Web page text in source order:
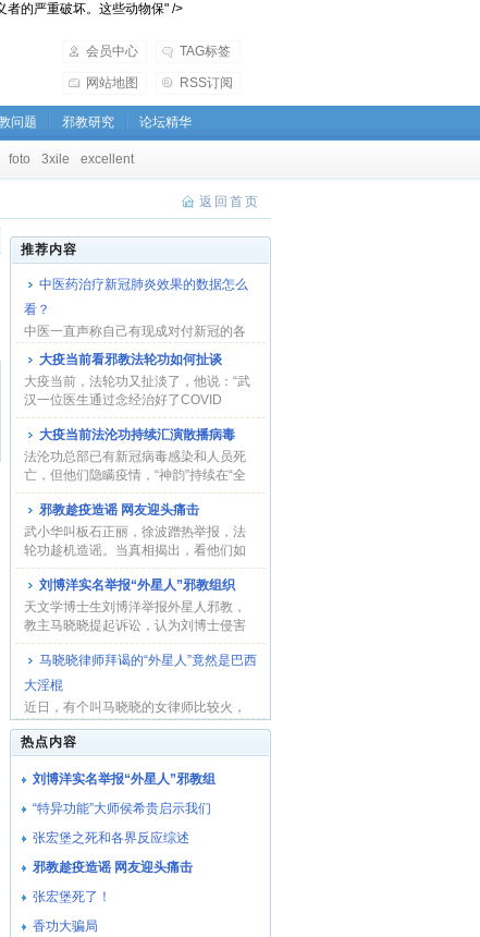
的严重破坏。这些动物保" />
会员中心 TAG标签
网站地图 RSS订阅
问题 邪教研究 论坛精华
foto 3xile excellent
返回首页
推荐内容
中医药治疗新冠肺炎效果的数据怎么
看？
中医一直声称自己有现成对付新冠的各
种办法。即使承认西医的作用，也只讲
仅用西医时...
大疫当前看邪教法轮功如何扯谈
大疫当前，法轮功又扯淡了，他说：“武
汉一位医生通过念经治好了COVID
-19”。这家伙...
大疫当前法沦功持续汇演散播病毒
法沦功总部已有新冠病毒感染和人员死
亡，但他们隐瞒疫情，“神韵”持续在“全
球巡演”...
邪教趁疫造谣 网友迎头痛击
武小华叫板石正丽，徐波蹭热举报，法
轮功趁机造谣。当真相揭出，看他们如
何收场！...
刘博洋实名举报“外星人”邪教组织
天文学博士生刘博洋举报外星人邪教，
教主马晓晓提起诉讼，认为刘博士侵害
了她的名誉权...
马晓晓律师拜谒的“外星人”竟然是巴西
大淫棍
近日，有个叫马晓晓的女律师比较火，
因为她自称与不同种族的外星人都有过
接触，并通过...
热点内容
刘博洋实名举报“外星人”邪教组
“特异功能”大师侯希贵启示我们
张宏堡之死和各界反应综述
邪教趁疫造谣 网友迎头痛击
张宏堡死了！
香功大骗局